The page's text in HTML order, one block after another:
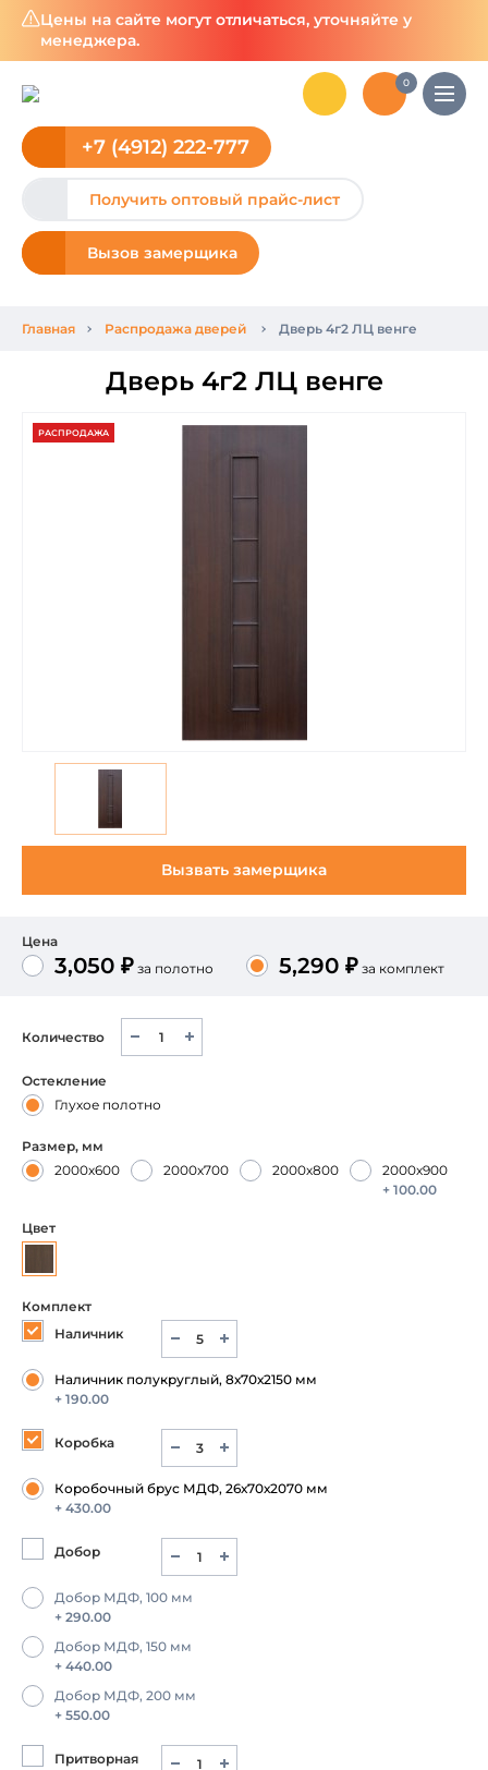
Цены на сайте могут отличаться, уточняйте у
менеджера.
0
+7 (4912) 222-777
Получить оптовый прайс-лист
Вызов замерщика
Главная Распродажа дверей Дверь 4г2 ЛЦ венге
Дверь 4г2 ЛЦ венге
РАСПРОДАЖА
Вызвать замерщика
Цена
3,050 ₽ за полотно 5,290 ₽ за комплект
Количество
Остекление
Глухое полотно
Размер, мм
2000х600
2000х700 2000х800
2000х900
+ 100.00
Цвет
Комплект
Наличник
Наличник полукруглый, 8х70х2150 мм
+ 190.00
Коробка
Коробочный брус МДФ, 26х70х2070 мм
+ 430.00
Добор
Добор МДФ, 100 мм
+ 290.00
Добор МДФ, 150 мм
+ 440.00
Добор МДФ, 200 мм
+ 550.00
Притворная